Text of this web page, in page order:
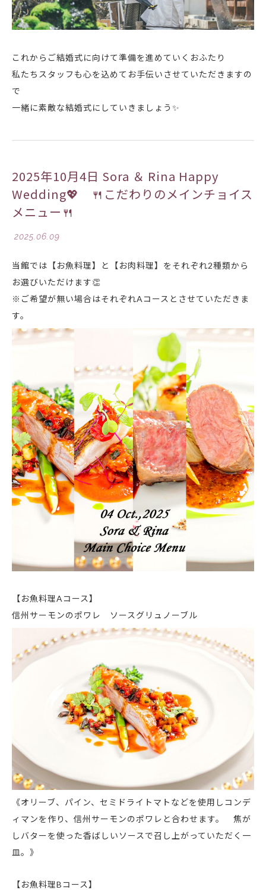
これからご結婚式に向けて準備を進めていくおふたり
私たちスタッフも心を込めてお手伝いさせていただきますの
で
一緒に素敵な結婚式にしていきましょう✨
2025年10月4日 Sora ＆ Rina Happy
Wedding💖 🍴こだわりのメインチョイス
メニュー🍴
2025.06.09
当館では【お魚料理】と【お肉料理】をそれぞれ2種類から
お選びいただけます👏
※ご希望が無い場合はそれぞれAコースとさせていただきま
す。
【お魚料理Aコース】
信州サーモンのポワレ ソースグリュノーブル
《オリーブ、パイン、セミドライトマトなどを使用しコンデ
ィマンを作り、信州サーモンのポワレと合わせます。 焦が
しバターを使った香ばしいソースで召し上がっていただく一
皿。》
【お魚料理Bコース】